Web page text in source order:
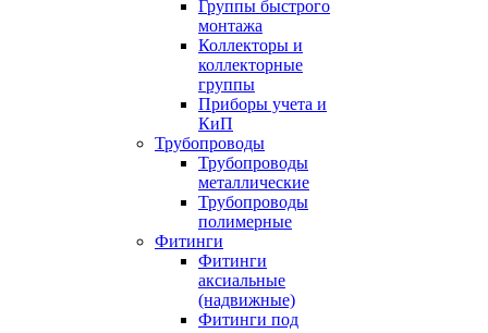
Группы быстрого
монтажа
Коллекторы и
коллекторные
группы
Приборы учета и
КиП
Трубопроводы
Трубопроводы
металлические
Трубопроводы
полимерные
Фитинги
Фитинги
аксиальные
(надвижные)
Фитинги под